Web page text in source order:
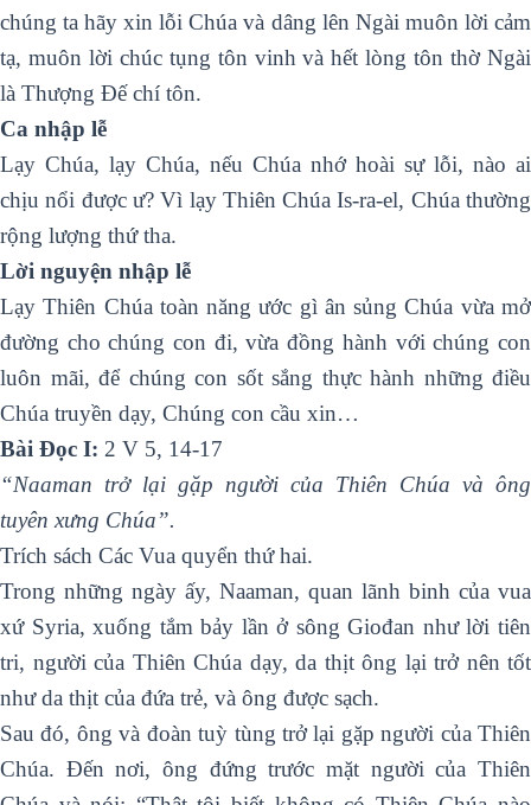
chúng ta hãy xin lỗi Chúa và dâng lên Ngài muôn lời cảm
tạ, muôn lời chúc tụng tôn vinh và hết lòng tôn thờ Ngài
là Thượng Đế chí tôn.
Ca nhập lễ
Lạy Chúa, lạy Chúa, nếu Chúa nhớ hoài sự lỗi, nào ai
chịu nổi được ư? Vì lạy Thiên Chúa Is-ra-el, Chúa thường
rộng lượng thứ tha.
Lời nguyện nhập lễ
Lạy Thiên Chúa toàn năng ước gì ân sủng Chúa vừa mở
đường cho chúng con đi, vừa đồng hành với chúng con
luôn mãi, để chúng con sốt sắng thực hành những điều
Chúa truyền dạy, Chúng con cầu xin…
Bài Ðọc I: 2 V 5, 14-17
“Naaman trở lại gặp người của Thiên Chúa và ông
tuyên xưng Chúa”.
Trích sách Các Vua quyển thứ hai.
Trong những ngày ấy, Naaman, quan lãnh binh của vua
xứ Syria, xuống tắm bảy lần ở sông Giođan như lời tiên
tri, người của Thiên Chúa dạy, da thịt ông lại trở nên tốt
như da thịt của đứa trẻ, và ông được sạch.
Sau đó, ông và đoàn tuỳ tùng trở lại gặp người của Thiên
Chúa. Ðến nơi, ông đứng trước mặt người của Thiên